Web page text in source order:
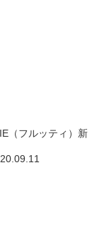
（フルッティ）新